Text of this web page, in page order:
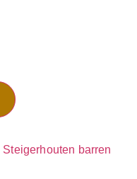
Steigerhouten barren